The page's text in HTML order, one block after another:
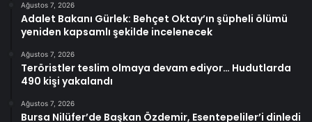
Ağustos 7, 2026
Adalet Bakanı Gürlek: Behçet Oktay’ın şüpheli ölümü
yeniden kapsamlı şekilde incelenecek
Ağustos 7, 2026
Teröristler teslim olmaya devam ediyor… Hudutlarda
490 kişi yakalandı
Ağustos 7, 2026
Bursa Nilüfer’de Başkan Özdemir, Esentepeliler’i dinledi